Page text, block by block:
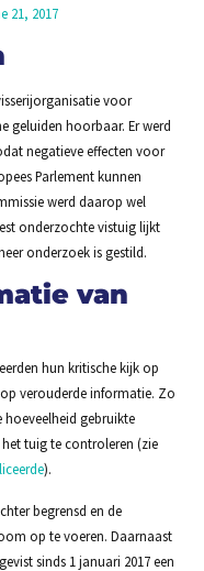
21, 2017
voor
geluiden hoorbaar. Er werd
negatieve effecten voor
Parlement kunnen
werd daarop wel
onderzochte vistuig lijkt
onderzoek is gestild.
van
hun kritische kijk op
verouderde informatie. Zo
gebruikte
tuig te controleren (zie
).
begrensd en de
op te voeren. Daarnaast
sinds 1 januari 2017 een